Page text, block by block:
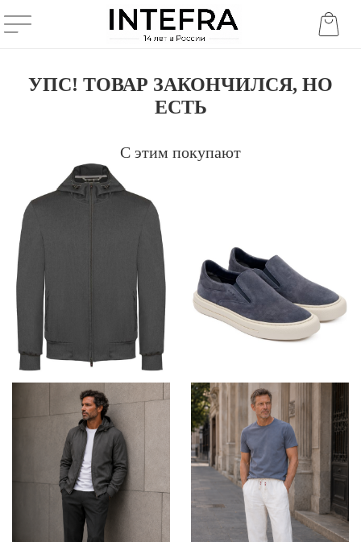
УПС! ТОВАР ЗАКОНЧИЛСЯ, НО
ЕСТЬ
С этим покупают